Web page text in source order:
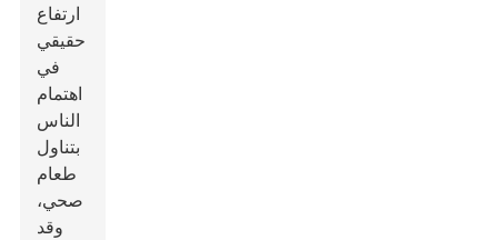
ارتفاع
حقيقي
في
اهتمام
الناس
بتناول
طعام
صحي،
وقد